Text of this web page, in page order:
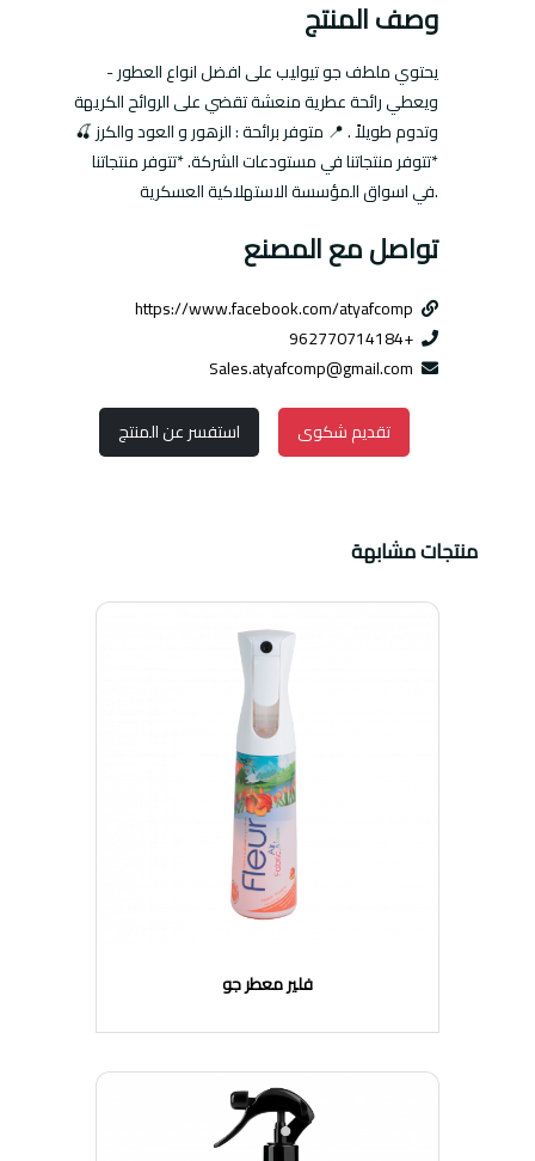
وصف المنتج
- يحتوي ملطف جو تيوليب على افضل انواع العطور
ويعطي رائحة عطرية منعشة تقضي على الروائح الكريهة
وتدوم طويلاً . 📍 متوفر برائحة : الزهور و العود والكرز 🍒
*تتوفر منتجاتنا في مستودعات الشركة. *تتوفر منتجاتنا
في اسواق المؤسسة الاستهلاكية العسكرية.
تواصل مع المصنع
https://www.facebook.com/atyafcomp
+962770714184
Sales.atyafcomp@gmail.com
استفسر عن المنتج تقديم شكوى
منتجات مشابهة
فلير معطر جو